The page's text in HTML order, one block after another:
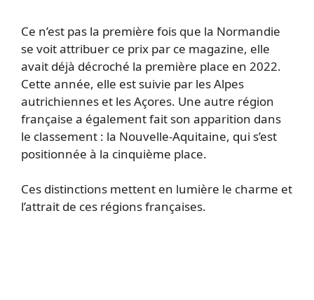
Ce n’est pas la première fois que la Normandie
se voit attribuer ce prix par ce magazine, elle
avait déjà décroché la première place en 2022.
Cette année, elle est suivie par les Alpes
autrichiennes et les Açores. Une autre région
française a également fait son apparition dans
le classement : la Nouvelle-Aquitaine, qui s’est
positionnée à la cinquième place.
Ces distinctions mettent en lumière le charme et
l’attrait de ces régions françaises.